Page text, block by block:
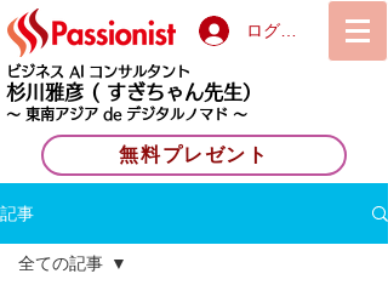
ログイン
ビジネス AI コンサルタント
杉川雅彦 ( すぎちゃん先生）
〜 東南アジア de デジタルノマド 〜
無料プレゼント
記事
全ての記事